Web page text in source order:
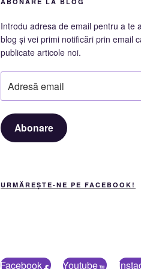
Introdu adresa de email pentru a te
blog și vei primi notificări prin email
publicate articole noi.
email
Abonare
URMĂREȘTE-NE PE FACEBOOK!
Facebook Youtube